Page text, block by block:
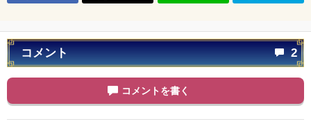
コメント 2
コメントを書く